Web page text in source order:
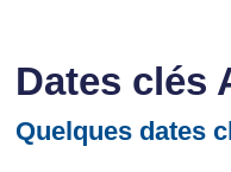
Dates clés
Quelques dates